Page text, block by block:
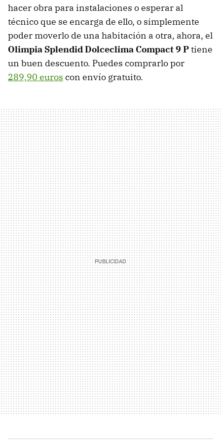
hacer obra para instalaciones o esperar al
técnico que se encarga de ello, o simplemente
poder moverlo de una habitación a otra, ahora, el
Olimpia Splendid Dolceclima Compact 9 Ptiene
un buen descuento. Puedes comprarlo por
289,90 euros con envío gratuito.